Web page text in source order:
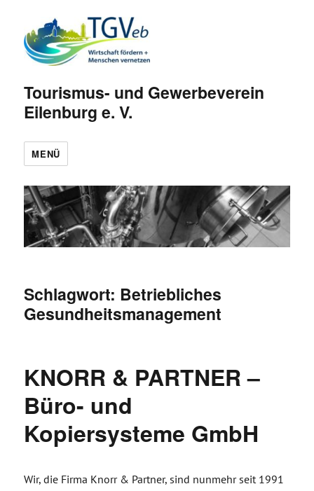
Tourismus- und Gewerbeverein
Eilenburg e. V.
MENÜ
Schlagwort: Betriebliches
Gesundheitsmanagement
KNORR & PARTNER –
Büro- und
Kopiersysteme GmbH
Wir, die Firma Knorr & Partner, sind nunmehr seit 1991